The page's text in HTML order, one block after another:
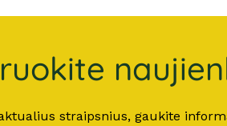
straipsnius, gaukite